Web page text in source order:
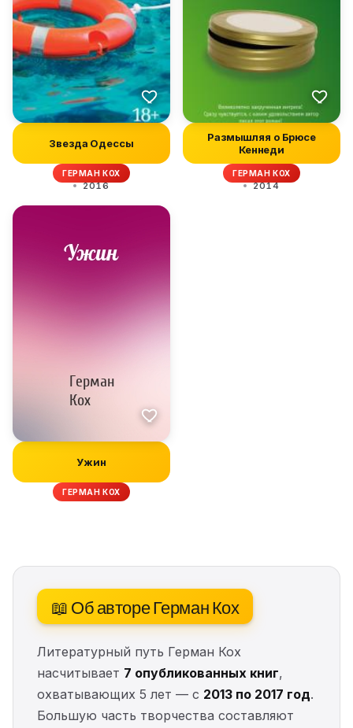
Звезда Одессы
ГЕРМАН КОХ
2016
Размышляя о Брюсе
Кеннеди
ГЕРМАН КОХ
2014
Ужин
ГЕРМАН КОХ
📖 Об авторе Герман Кох
Литературный путь Герман Кох
насчитывает 7 опубликованных книг,
охватывающих 5 лет — с 2013 по 2017 год.
Большую часть творчества составляют